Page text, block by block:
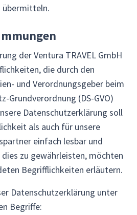
übermitteln.
der Ventura TRAVEL GmbH
die durch den
und Verordnungsgeber beim
Grundverordnung (DS-GVO)
Datenschutzerklärung soll
als auch für unsere
einfach lesbar und
zu gewährleisten, möchten
Begrifflichkeiten erläutern.
Datenschutzerklärung unter
Begriffe: